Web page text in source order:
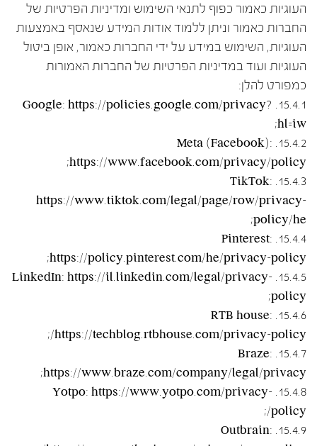
העוגיות כאמור כפוף לתנאי השימוש ומדיניות הפרטיות של
החברות כאמור וניתן ללמוד אודות המידע שנאסף באמצעות
העוגיות, השימוש במידע על ידי החברות כאמור, אופן ביטול
העוגיות ועוד במדיניות הפרטיות של החברות האמורות
כמפורט להלן:
15.4.1. Google: https://policies.google.com/privacy?
hl=iw;
15.4.2. Meta (Facebook):
https://www.facebook.com/privacy/policy;
15.4.3. TikTok:
https://www.tiktok.com/legal/page/row/privacy-
policy/he;
15.4.4. Pinterest:
https://policy.pinterest.com/he/privacy-policy;
15.4.5. LinkedIn: https://il.linkedin.com/legal/privacy-
policy;
15.4.6. RTB house:
https://techblog.rtbhouse.com/privacy-policy/;
15.4.7. Braze:
https://www.braze.com/company/legal/privacy;
15.4.8. Yotpo: https://www.yotpo.com/privacy-
policy/;
15.4.9. Outbrain: